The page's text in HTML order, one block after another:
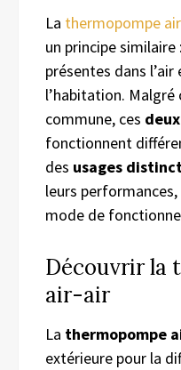
La thermopompe
un principe similaire
présentes dans
l’habitation.
commune, ces
fonctionnent
des usages
leurs
mode de
Découvrir la
air-air
La thermopompe
extérieure pour la